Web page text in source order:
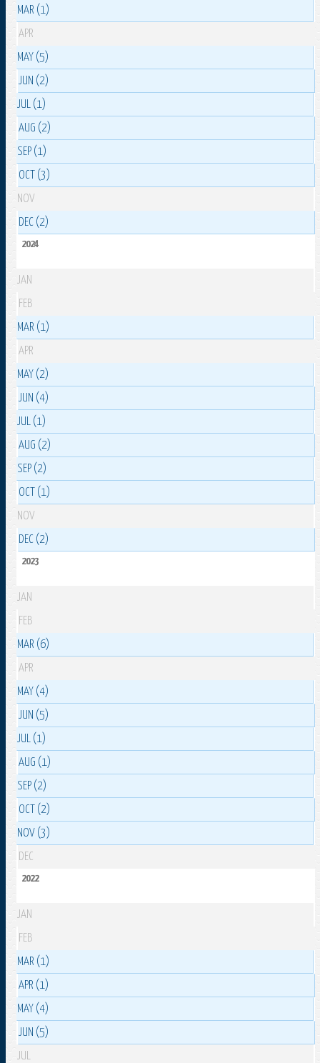
MAR (1)
APR
MAY (5)
JUN (2)
JUL (1)
AUG (2)
SEP (1)
OCT (3)
NOV
DEC (2)
2024
JAN
FEB
MAR (1)
APR
MAY (2)
JUN (4)
JUL (1)
AUG (2)
SEP (2)
OCT (1)
NOV
DEC (2)
2023
JAN
FEB
MAR (6)
APR
MAY (4)
JUN (5)
JUL (1)
AUG (1)
SEP (2)
OCT (2)
NOV (3)
DEC
2022
JAN
FEB
MAR (1)
APR (1)
MAY (4)
JUN (5)
JUL